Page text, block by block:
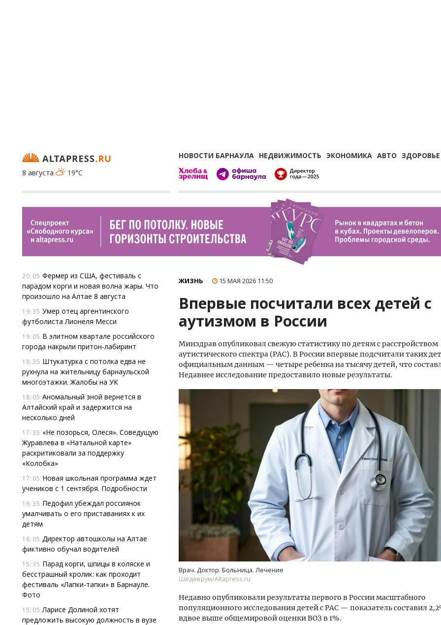
НОВОСТИ БАРНАУЛА НЕДВИЖИМОСТЬ ЭКОНОМИКА АВТО ЗДОРОВЬЕ
8 августа
19°C
20:05 Фермер из США, фестиваль с
парадом корги и новая волна жары. Что
произошло на Алтае 8 августа
19:35 Умер отец аргентинского
футболиста Лионеля Месси
19:05 В элитном квартале российского
города накрыли притон-лабиринт
18:35 Штукатурка с потолка едва не
рухнула на жительницу барнаульской
многоэтажки. Жалобы на УК
18:05 Аномальный зной вернется в
Алтайский край и задержится на
несколько дней
17:35 «Не позорься, Олеся». Соведущую
Журавлева в «Натальной карте»
раскритиковали за поддержку
«Колобка»
17:05 Новая школьная программа ждет
учеников с 1 сентября. Подробности
16:35 Педофил убеждал россиянок
умалчивать о его приставаниях к их
детям
16:05 Директор автошколы на Алтае
фиктивно обучал водителей
15:35 Парад корги, шпицы в коляске и
бесстрашный кролик: как проходит
фестиваль «Лапки-тапки» в Барнауле.
Фото
15:05 Ларисе Долиной хотят
предложить высокую должность в вузе
ЖИЗНЬ 15 МАЯ 2026 11:50
Впервые посчитали всех детей с
аутизмом в России
Минздрав опубликовал свежую статистику по детям с расстройством
аутистического спектра (РАС). В России впервые подсчитали таких
официальным данным — четыре ребенка на тысячу детей, что
Недавнее исследование предоставило новые результаты.
Врач. Доктор. Больница. Лечение
Шедеврум/Altapress.ru
Недавно опубликовали результаты первого в России масштабного
популяционного исследования детей с РАС — показатель составил
вдвое выше общемировой оценки ВОЗ в 1%.
Архитектурный код начинается с
земли. Мощение крупноформатными
плитами становится новым
стандартом благоустройства
СТРОИТЕЛЬСТВО
Смелость архитектурных
Генеральный директор
ЗИАС — об эстетике
трендах в фасадах и